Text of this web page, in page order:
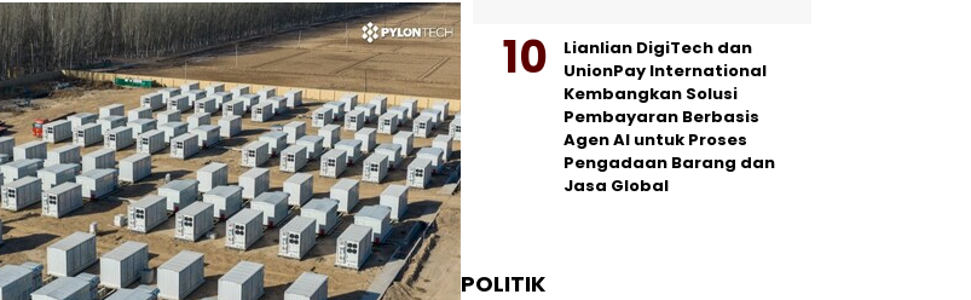
Lianlian DigiTech dan
UnionPay International
Kembangkan Solusi
Pembayaran Berbasis
Agen AI untuk Proses
Pengadaan Barang dan
Jasa Global
POLITIK